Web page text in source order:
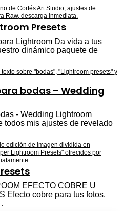
Presets
Lightroom Da vida a tus
dinámico paquete de
bodas – Wedding
- Wedding Lightroom
todos mis ajustes de revelado
EFECTO COBRE U
Efecto cobre para tus fotos.